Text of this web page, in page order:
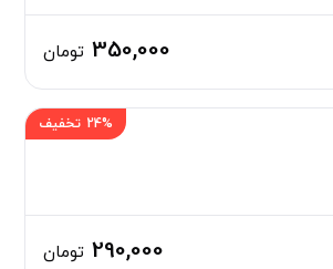
350,000 تومان
24% تخفیف
290,000 تومان